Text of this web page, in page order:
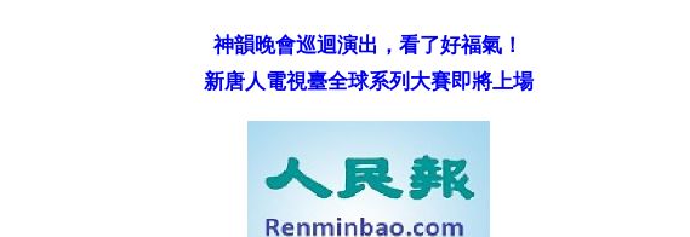
神韻晚會巡迴演出，看了好福氣！
新唐人電視臺全球系列大賽即將上場